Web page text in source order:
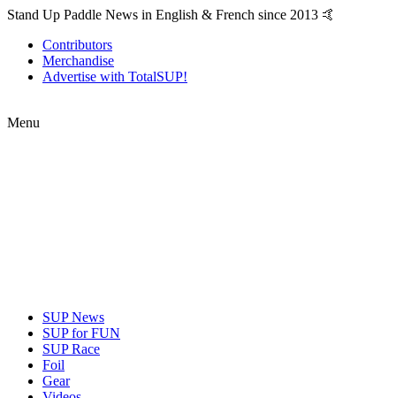
Stand Up Paddle News in English & French since 2013 🤙
Contributors
Merchandise
Advertise with TotalSUP!
Menu
SUP News
SUP for FUN
SUP Race
Foil
Gear